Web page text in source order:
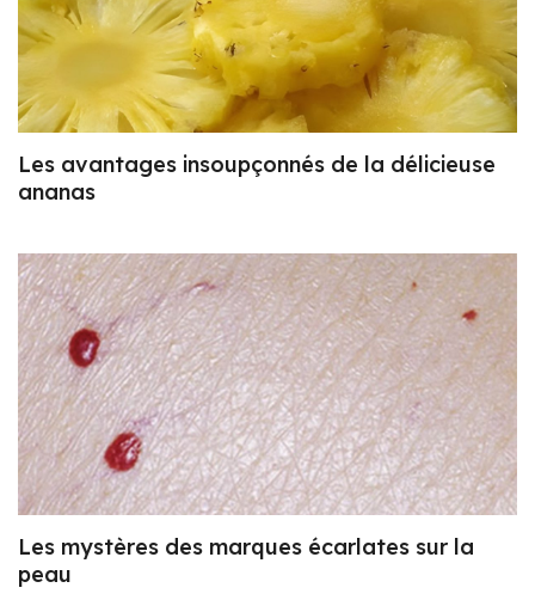
Les avantages insoupçonnés de la délicieuse
ananas
Les mystères des marques écarlates sur la
peau